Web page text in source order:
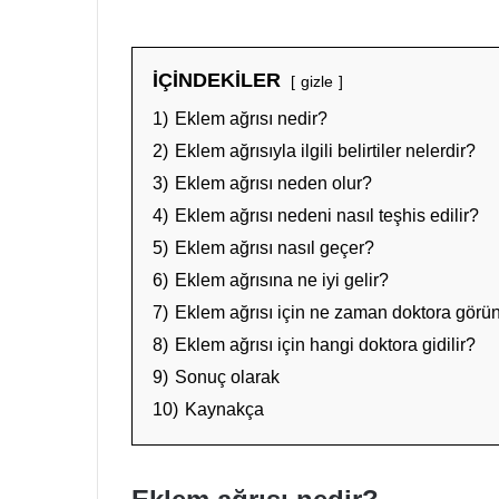
İÇİNDEKİLER gizle
1) Eklem ağrısı nedir?
2) Eklem ağrısıyla ilgili belirtiler nelerdir?
3) Eklem ağrısı neden olur?
4) Eklem ağrısı nedeni nasıl teşhis edilir?
5) Eklem ağrısı nasıl geçer?
6) Eklem ağrısına ne iyi gelir?
7) Eklem ağrısı için ne zaman doktora
8) Eklem ağrısı için hangi doktora gidilir?
9) Sonuç olarak
10) Kaynakça